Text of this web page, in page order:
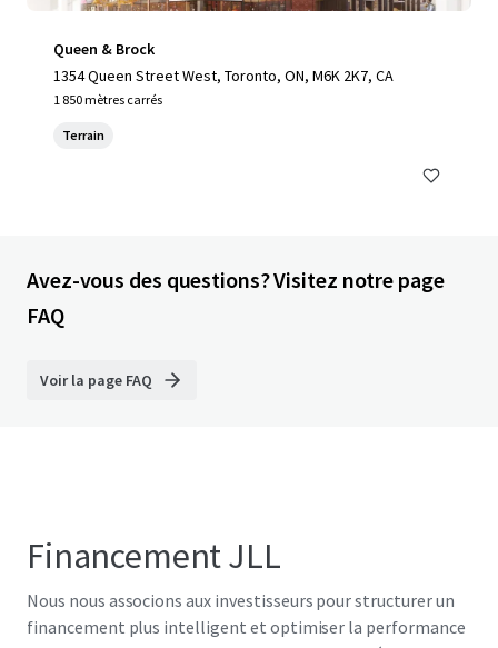
Queen & Brock
1354 Queen Street West, Toronto, ON, M6K 2K7, CA
1 850 mètres carrés
Terrain
Avez-vous des questions? Visitez notre page
FAQ
Voir la page FAQ
Financement JLL
Nous nous associons aux investisseurs pour structurer un
financement plus intelligent et optimiser la performance